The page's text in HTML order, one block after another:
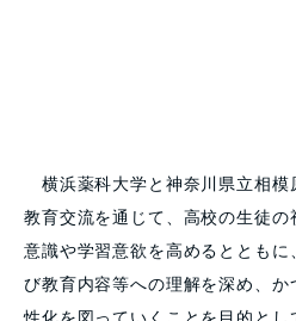
横浜薬科大学と神奈川県立相模
教育交流を通じて、高校の生徒
意識や学習意欲を高めるとともに
び教育内容等への理解を深め、